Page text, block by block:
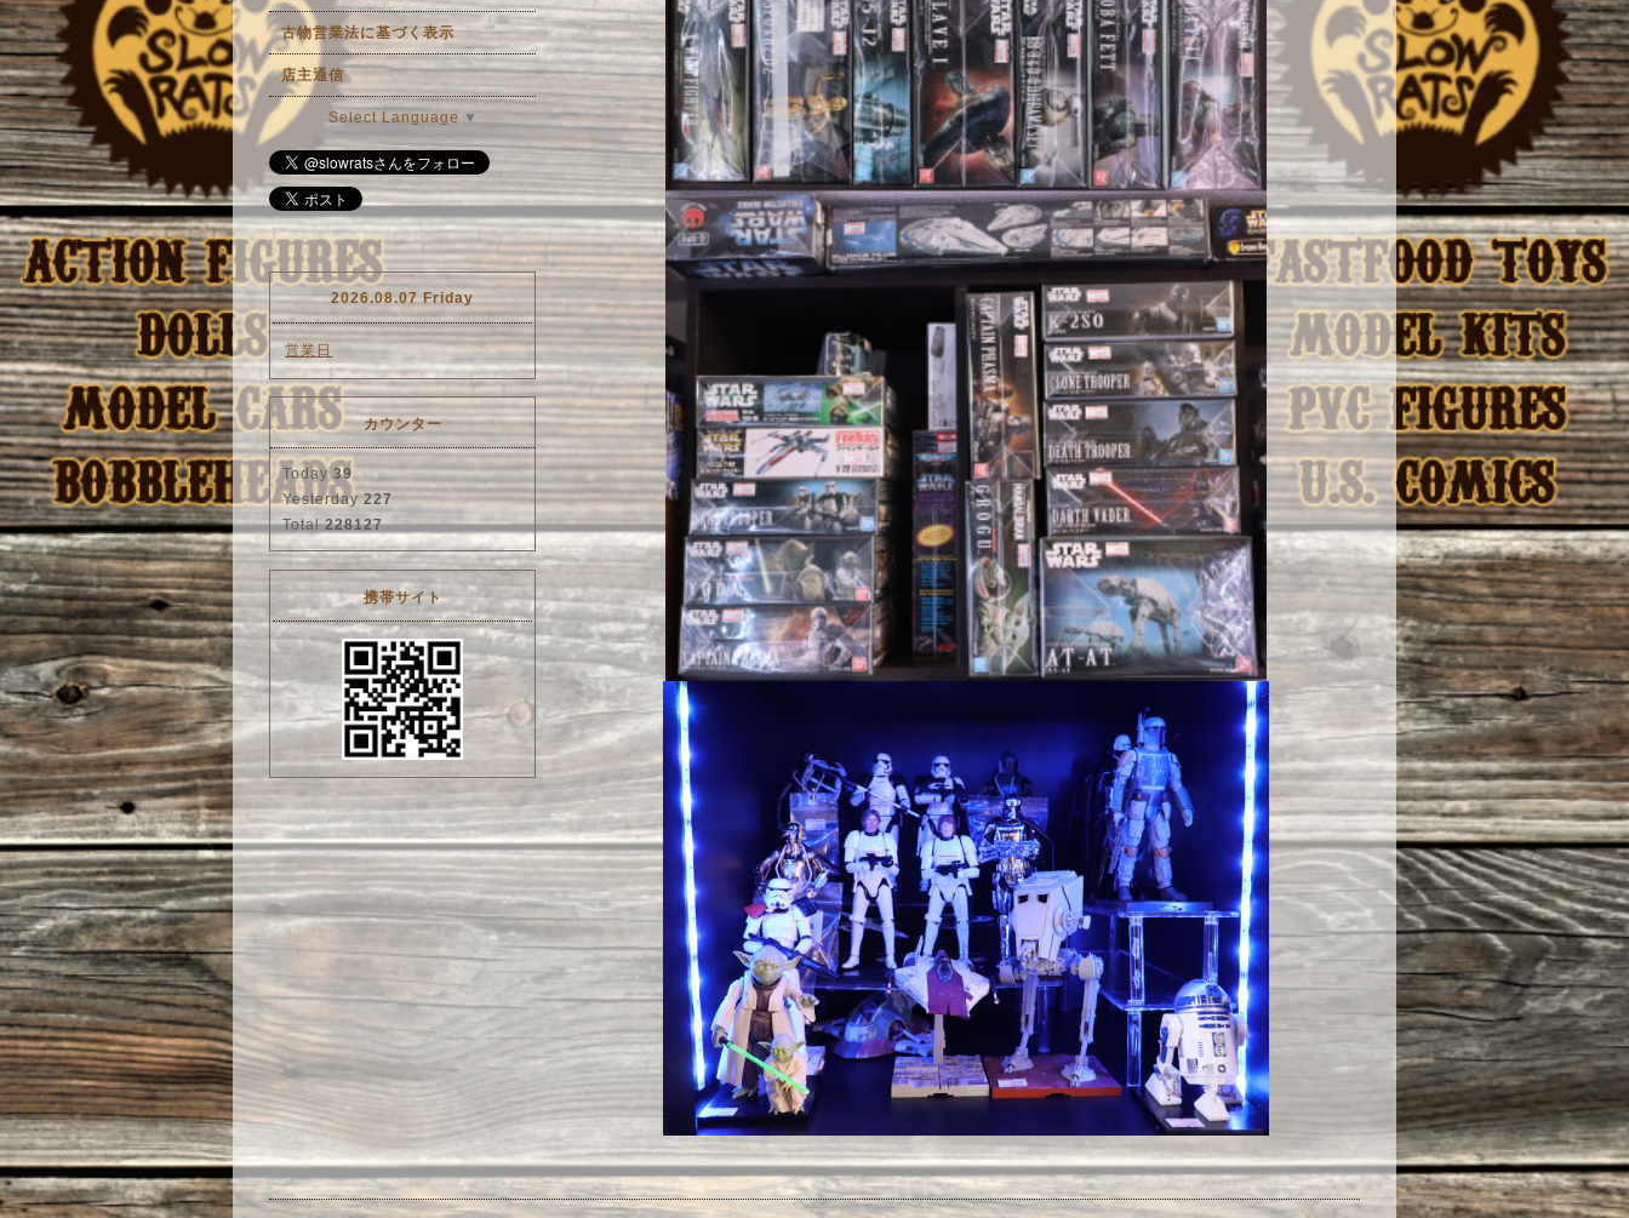
古物営業法に基づく表示
店主通信
Select Language ▼
2026.08.07 Friday
営業日
カウンター
Today 39
Yesterday227
Total228127
携帯サイト